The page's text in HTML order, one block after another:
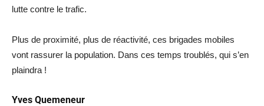
lutte contre le trafic.
Plus de proximité, plus de réactivité, ces brigades mobiles
vont rassurer la population. Dans ces temps troublés, qui s’en
plaindra !
Yves Quemeneur